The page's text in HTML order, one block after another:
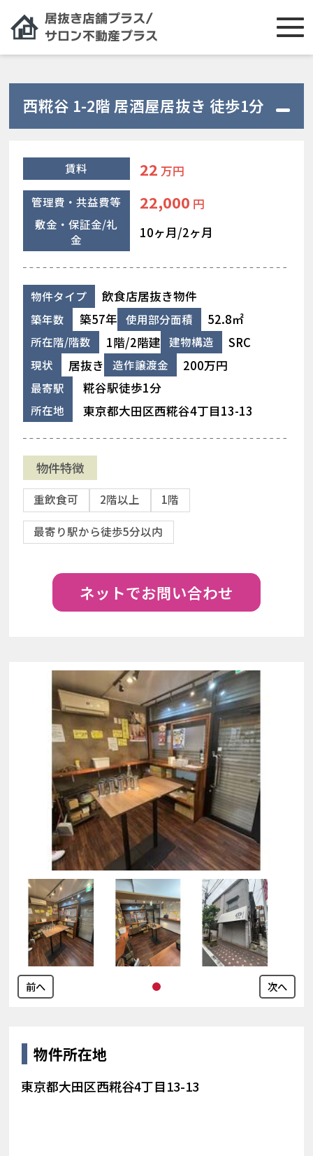
西糀谷 1-2階 居酒屋居抜き 徒歩1分
賃料 22 万円
管理費・共益費等 22,000 円
敷金・保証金/礼
金
10ヶ月/2ヶ月
物件タイプ 飲食店居抜き物件
築年数 築57年 使用部分面積 52.8㎡
所在階/階数 1階/2階建 建物構造 SRC
現状 居抜き 造作譲渡金 200万円
最寄駅 糀谷駅徒歩1分
所在地 東京都大田区西糀谷4丁目13-13
物件特徴
重飲食可 2階以上 1階
最寄り駅から徒歩5分以内
ネットでお問い合わせ
前へ 次へ
物件所在地
東京都大田区西糀谷4丁目13-13